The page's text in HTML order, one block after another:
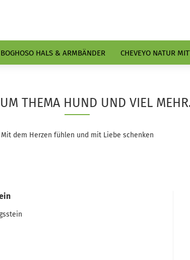
BOGHOSO HALS & ARMBÄNDER CHEVEYO NATUR
THEMA HUND UND VIEL
Mit dem Herzen fühlen und mit Liebe schenken